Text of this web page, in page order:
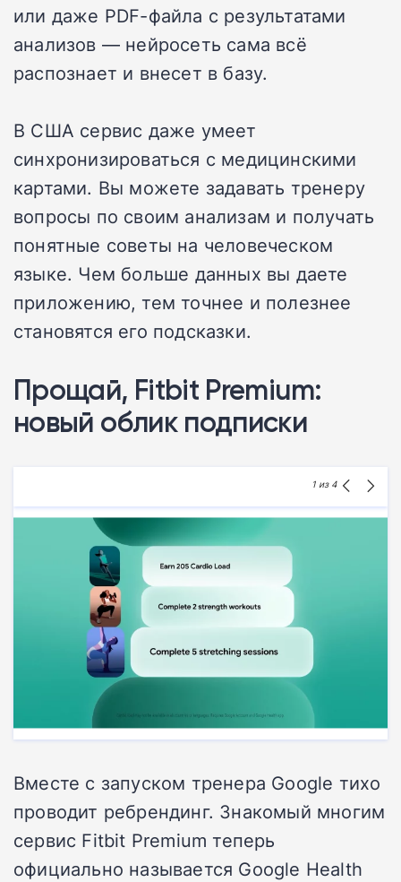
или даже PDF-файла с результатами
анализов — нейросеть сама всё
распознает и внесет в базу.
В США сервис даже умеет
синхронизироваться с медицинскими
картами. Вы можете задавать тренеру
вопросы по своим анализам и получать
понятные советы на человеческом
языке. Чем больше данных вы даете
приложению, тем точнее и полезнее
становятся его подсказки.
Прощай, Fitbit Premium:
новый облик подписки
1 из 4
Вместе с запуском тренера Google тихо
проводит ребрендинг. Знакомый многим
сервис Fitbit Premium теперь
официально называется Google Health